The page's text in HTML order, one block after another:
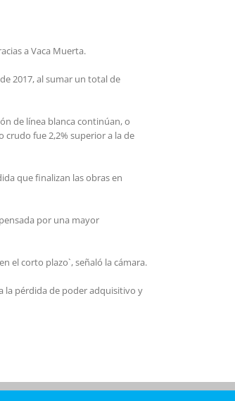
a Vaca Muerta.
2017, al sumar un total de
de línea blanca continúan, o
crudo fue 2,2% superior a la de
que finalizan las obras en
por una mayor
el corto plazo`, señaló la cámara.
la pérdida de poder adquisitivo y